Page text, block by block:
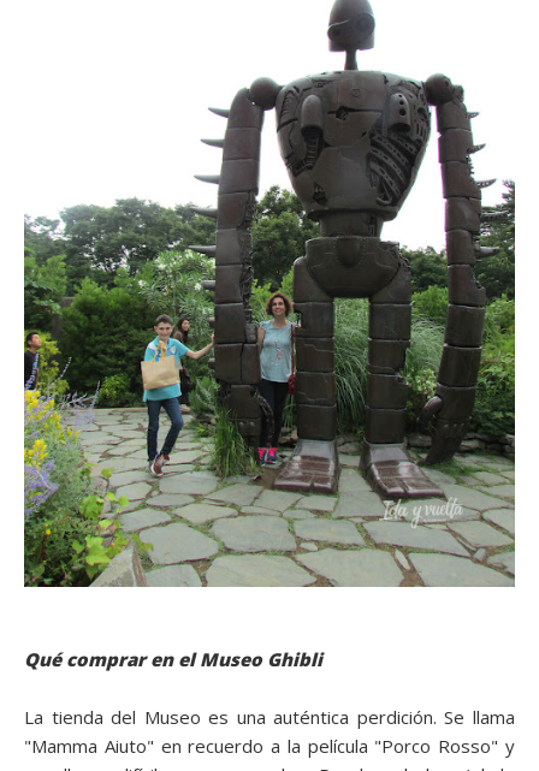
Qué comprar en el Museo Ghibli
La tienda del Museo es una auténtica perdición. Se llama
"Mamma Aiuto" en recuerdo a la película "Porco Rosso" y